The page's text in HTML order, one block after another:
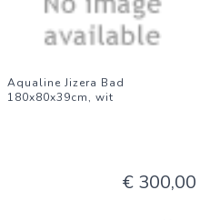
Aqualine Jizera Bad
180x80x39cm, wit
€ 300,00